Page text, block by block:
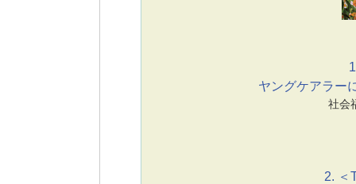
ヤングケアラー
社会
2. ＜